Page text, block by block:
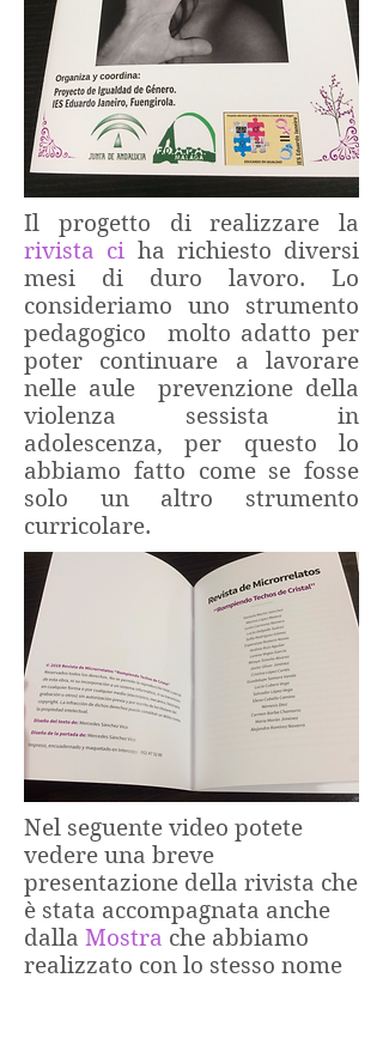
Il progetto di realizzare la
rivista ci ha richiesto diversi
mesi di duro lavoro. Lo
consideriamo uno strumento
pedagogico molto adatto per
poter continuare a lavorare
nelle aule prevenzione della
violenza sessista in
adolescenza, per questo lo
abbiamo fatto come se fosse
solo un altro strumento
curricolare.
Nel seguente video potete
vedere una breve
presentazione della rivista che
è stata accompagnata anche
dalla Mostra che abbiamo
realizzato con lo stesso nome